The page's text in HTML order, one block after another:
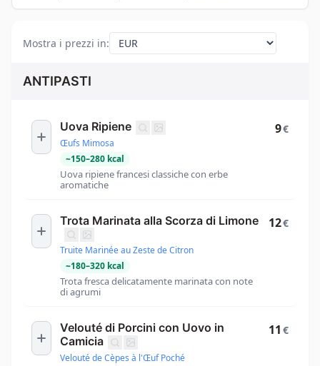
Mostra i prezzi in:
ANTIPASTI
Uova Ripiene
Œufs Mimosa
~150–280 kcal
Uova ripiene francesi classiche con erbe
aromatiche
9€
Trota Marinata alla Scorza di Limone
Truite Marinée au Zeste de Citron
~180–320 kcal
Trota fresca delicatamente marinata con note
di agrumi
12€
Velouté di Porcini con Uovo in
Camicia
Velouté de Cèpes à l'Œuf Poché
11 €